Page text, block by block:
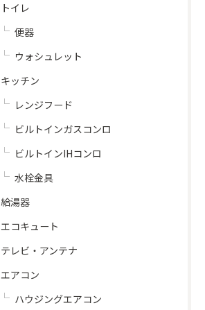
トイレ
便器
ウォシュレット
キッチン
レンジフード
ビルトインガスコンロ
ビルトインIHコンロ
水栓金具
給湯器
エコキュート
テレビ・アンテナ
エアコン
ハウジングエアコン